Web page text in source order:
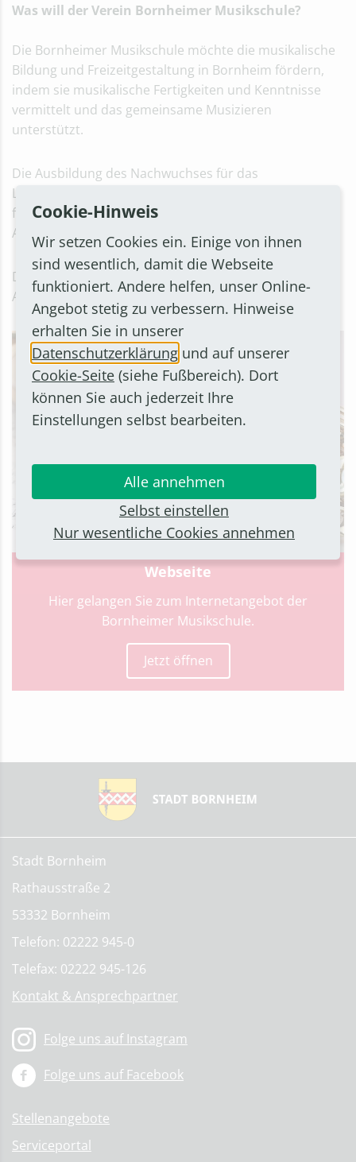
Was will derVerein Bornheimer Musikschule?
Die Bornheimer Musikschule möchte die musikalische
Bildung und Freizeitgestaltung in Bornheim fördern,
indem sie musikalische Fertigkeiten und Kenntnisse
vermittelt und das gemeinsame Musizieren
unterstützt.
Die Ausbildung des Nachwuchses für das
Laienmusizieren, die Begabtenerkennung und -
förderung sowie die Studienvorbereitung zur
Ausbildung für Musikberufe sind ihre Aufgaben.
Die Angebote richten sich an alle Altersgruppen und
Ausbildungsstufen.
Webseite
Hier gelangen Sie zum Internetangebot der
Bornheimer Musikschule.
Jetzt öffnen
Stadt Bornheim
Rathausstraße 2
53332 Bornheim
Telefon: 02222 945-0
Telefax: 02222 945-126
Kontakt & Ansprechpartner
Folge uns auf Instagram
Folge uns auf Facebook
Stellenangebote
Serviceportal
Cookie-Hinweis
Wir setzen Cookies ein. Einige von ihnen
sind wesentlich, damit die Webseite
funktioniert. Andere helfen, unser Online-
Angebot stetig zu verbessern. Hinweise
erhalten Sie in unserer
Datenschutzerklärung und auf unserer
Cookie-Seite (siehe Fußbereich). Dort
können Sie auch jederzeit Ihre
Einstellungen selbst bearbeiten.
Alle annehmen
Selbst einstellen
Nur wesentliche Cookies annehmen